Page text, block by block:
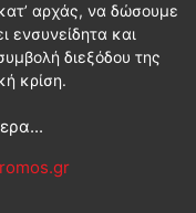
αρχάς, να δώσουμε
ενσυνείδητα και
διεξόδου της
κρίση.